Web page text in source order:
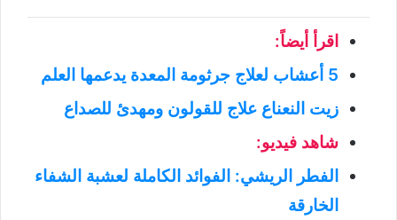
اقرأ أيضاً:
5 أعشاب لعلاج جرثومة المعدة يدعمها العلم
زيت النعناع علاج للقولون ومهدئ للصداع
شاهد فيديو:
الفطر الريشي: الفوائد الكاملة لعشبة الشفاء
الخارقة